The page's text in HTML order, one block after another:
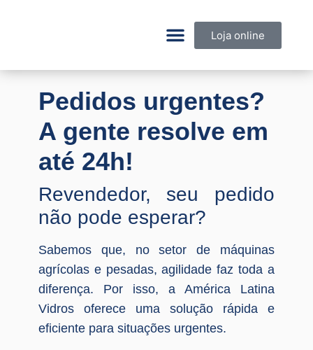
Loja online
Pedidos urgentes?
A gente resolve em
até 24h!
Revendedor, seu pedido
não pode esperar?
Sabemos que, no setor de máquinas
agrícolas e pesadas, agilidade faz toda a
diferença. Por isso, a América Latina
Vidros oferece uma solução rápida e
eficiente para situações urgentes.